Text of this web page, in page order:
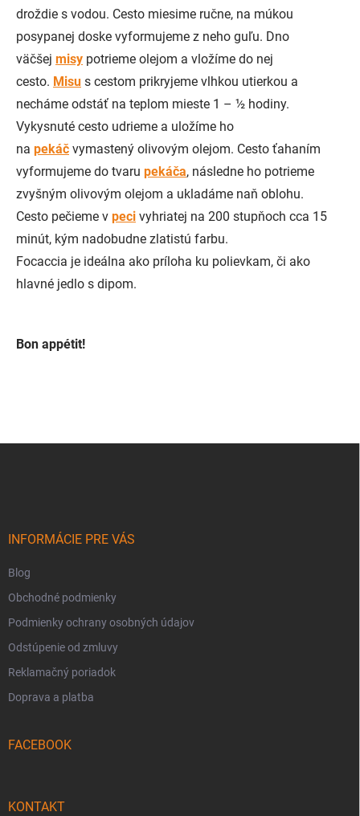
droždie s vodou. Cesto miesime ručne, na múkou
posypanej doske vyformujeme z neho guľu. Dno
väčšej misy potrieme olejom a vložíme do nej
cesto. Misu s cestom prikryjeme vlhkou utierkou a
necháme odstáť na teplom mieste 1 – ½ hodiny.
Vykysnuté cesto udrieme a uložíme ho
na pekáč vymastený olivovým olejom. Cesto ťahaním
vyformujeme do tvaru pekáča, následne ho potrieme
zvyšným olivovým olejom a ukladáme naň oblohu.
Cesto pečieme v peci vyhriatej na 200 stupňoch cca 15
minút, kým nadobudne zlatistú farbu.
Focaccia je ideálna ako príloha ku polievkam, či ako
hlavné jedlo s dipom.
Bon appétit!
INFORMÁCIE PRE VÁS
Blog
Obchodné podmienky
Podmienky ochrany osobných údajov
Odstúpenie od zmluvy
Reklamačný poriadok
Doprava a platba
FACEBOOK
KONTAKT